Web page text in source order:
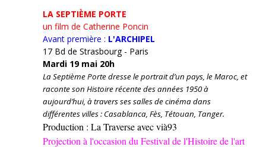
LA SEPTIÈME PORTE
un film de Catherine Poncin
Avant première : L'ARCHIPEL
17 Bd de Strasbourg - Paris
Mardi 19 mai 20h
La Septième Porte dresse le portrait d’un pays, le Maroc, et
raconte son Histoire récente des années 1950 à
aujourd’hui, à travers ses salles de cinéma dans
différentes villes : Casablanca, Fès, Tétouan, Tanger.
Production : La Traverse avec vià93
Projection à l'occasion du Festival de l'Histoire de l'art